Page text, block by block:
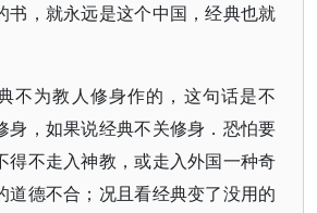
书，就永远是这个中国，经典也就
不为教人修身作的，这句话是不
身，如果说经典不关修身．恐怕要
得不走入神教，或走入外国一种奇
道德不合；况且看经典变了没用的